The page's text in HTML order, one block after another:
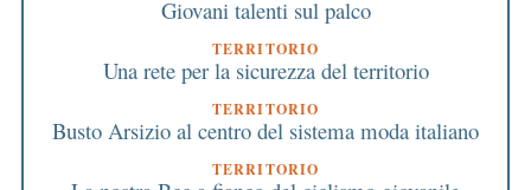
Giovani talenti sul palco
TERRITORIO
Una rete per la sicurezza del territorio
TERRITORIO
Busto Arsizio al centro del sistema moda italiano
TERRITORIO